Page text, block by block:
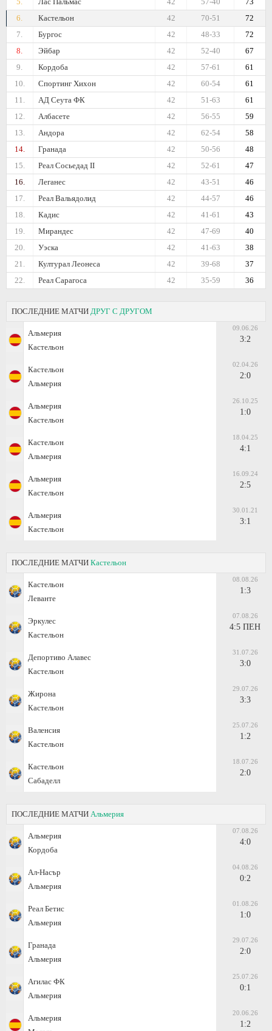
6.
Кастельон 72
70-51
42
7.
Бургос 72
48-33
42
8.
Эйбар 67
52-40
42
9.
Кордоба 61
57-61
42
10.
Спортинг Хихон 61
60-54
42
11.
АД Сеута ФК 61
51-63
42
12.
Албасете 59
56-55
42
13.
Андора 58
62-54
42
14.
Гранада 48
50-56
42
15.
Реал Сосьедад II 47
52-61
42
16.
Леганес 46
43-51
42
17.
Реал Вальядолид 46
44-57
42
18.
Кадис 43
41-61
42
19.
Мирандес 40
47-69
42
20.
Уэска 38
41-63
42
21.
Културал Леонеса 37
39-68
42
22.
Реал Сарагоса 36
35-59
42
ПОСЛЕДНИЕ МАТЧИ ДРУГ С ДРУГОМ
Альмерия
Кастельон
09.06.26
3:2
Кастельон
Альмерия
02.04.26
2:0
Альмерия
Кастельон
26.10.25
1:0
Кастельон
Альмерия
18.04.25
4:1
Альмерия
Кастельон
16.09.24
2:5
Альмерия
Кастельон
30.01.21
3:1
ПОСЛЕДНИЕ МАТЧИ Кастельон
Кастельон
Леванте
08.08.26
1:3
Эркулес
Кастельон
07.08.26
4:5 ПЕН
Депортиво Алавес
Кастельон
31.07.26
3:0
Жирона
Кастельон
29.07.26
3:3
Валенсия
Кастельон
25.07.26
1:2
Кастельон
Сабаделл
18.07.26
2:0
ПОСЛЕДНИЕ МАТЧИ Альмерия
Альмерия
Кордоба
07.08.26
4:0
Ал-Насър
Альмерия
04.08.26
0:2
Реал Бетис
Альмерия
01.08.26
1:0
Гранада
Альмерия
29.07.26
2:0
Агилас ФК
Альмерия
25.07.26
0:1
Альмерия
20.06.26
1:2